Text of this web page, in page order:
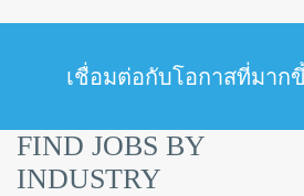
เชื่อมต่อกับโอกาสที่มาก
FIND JOBS BY
INDUSTRY